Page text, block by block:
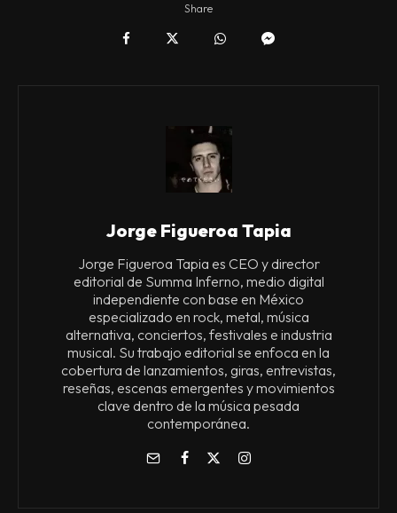
Share
Jorge Figueroa Tapia
Jorge Figueroa Tapia es CEO y director
editorial de Summa Inferno, medio digital
independiente con base en México
especializado en rock, metal, música
alternativa, conciertos, festivales e industria
musical. Su trabajo editorial se enfoca en la
cobertura de lanzamientos, giras, entrevistas,
reseñas, escenas emergentes y movimientos
clave dentro de la música pesada
contemporánea.